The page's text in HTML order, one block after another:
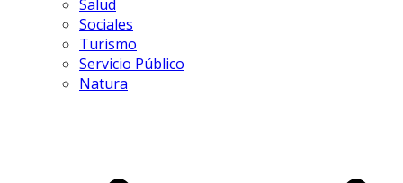
Salud
Sociales
Turismo
Servicio Público
Natura